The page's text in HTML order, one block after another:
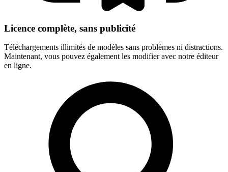
Licence complète, sans publicité
Téléchargements illimités de modèles sans problèmes ni distractions.
Maintenant, vous pouvez également les modifier avec notre éditeur
en ligne.